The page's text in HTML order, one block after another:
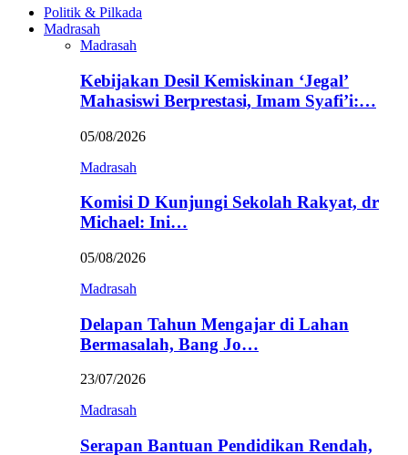
Politik & Pilkada
Madrasah
Madrasah
Kebijakan Desil Kemiskinan ‘Jegal’
Mahasiswi Berprestasi, Imam Syafi’i:…
05/08/2026
Madrasah
Komisi D Kunjungi Sekolah Rakyat, dr
Michael: Ini…
05/08/2026
Madrasah
Delapan Tahun Mengajar di Lahan
Bermasalah, Bang Jo…
23/07/2026
Madrasah
Serapan Bantuan Pendidikan Rendah,